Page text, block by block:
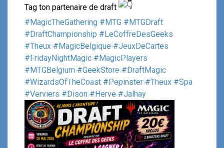
Tag ton partenaire de draft
#MagicTheGathering #MTG #MTGDraft
#DraftChampionship #LeCoffreDesGeeks
#Theux #MagicBelgique #JeuxDeCartes
#FridayNightMagic #MagicPlayers
#MTGBelgium #GeekStore #DraftMagic
#WizardsOfTheCoast #Pepinster #Theux #Spa
#Verviers #Dison #Herve #Jalhay